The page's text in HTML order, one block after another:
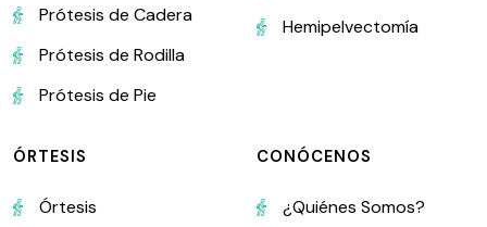
Prótesis de Cadera
Prótesis de Rodilla
Prótesis de Pie
Hemipelvectomía
ÓRTESIS
Órtesis
CONÓCENOS
¿Quiénes Somos?